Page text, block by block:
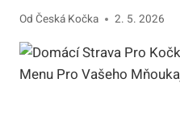
Od Česká Kočka 2. 5. 2026